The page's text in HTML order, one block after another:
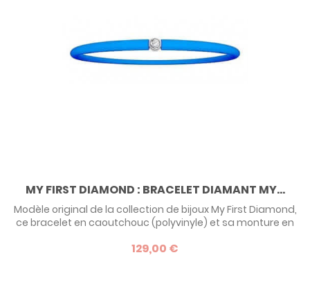
MY FIRST DIAMOND : BRACELET DIAMANT MY...
Modèle original de la collection de bijoux My First Diamond,
ce bracelet en caoutchouc (polyvinyle) et sa monture en
précieux et original ! Pour bébé, enfant, ado ou adulte, de 0
129,00 €